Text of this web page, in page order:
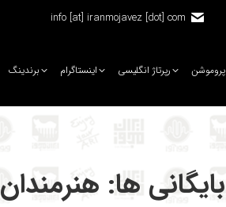
info [at] iranmojavez [dot] com
پروموشن رپرتاژ انگلیسی اینستاگرام برندینگ
بایگانی ها: هنرمندان